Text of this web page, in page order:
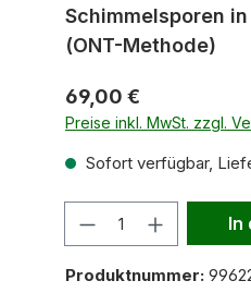
Schimmelsporen
(ONT-Methode)
69,00 €
Preise inkl. MwSt. zzgl.
Sofort verfügbar,
Anzahl In
Produktnummer: